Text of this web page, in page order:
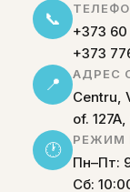
📞
+373
+373
📍
АДРЕС
Centru,
of.
🕐
РЕЖИМ
Пн–Пт:
Сб: